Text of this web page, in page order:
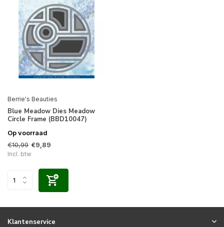
Berrie's Beauties
Blue Meadow Dies Meadow
Circle Frame (BBD10047)
Op voorraad
€10,99 €9,89
Incl. btw
Klantenservice